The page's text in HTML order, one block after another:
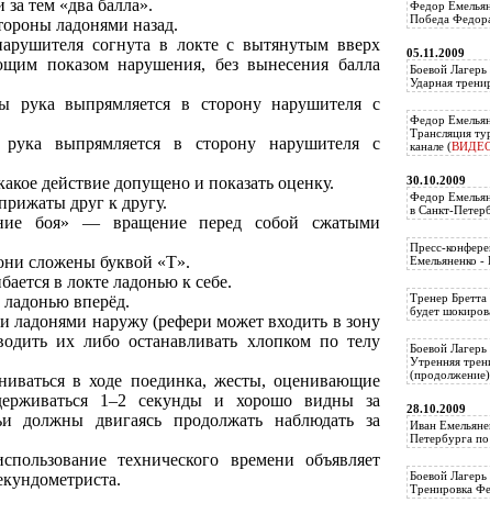
тем «два балла».
ладонями назад.
согнута в локте с вытянутым вверх
показом нарушения, без вынесения балла
рука выпрямляется в сторону нарушителя с
выпрямляется в сторону нарушителя с
действие допущено и показать оценку.
друг к другу.
боя» — вращение перед собой сжатыми
сложены буквой «Т».
в локте ладонью к себе.
вперёд.
наружу (рефери может входить в зону
их либо останавливать хлопком по телу
в ходе поединка, жесты, оценивающие
1–2 секунды и хорошо видны за
должны двигаясь продолжать наблюдать за
технического времени объявляет
Федор
Победа
05.11.2009
Боевой
Ударная
Федор
Трансляция
канале (
30.10.2009
Федор
в Санкт-
Пресс-
Емельяненко -
Тренер
будет
Боевой
Утренняя
28.10.2009
Иван
Петербурга
Боевой
Тренировка